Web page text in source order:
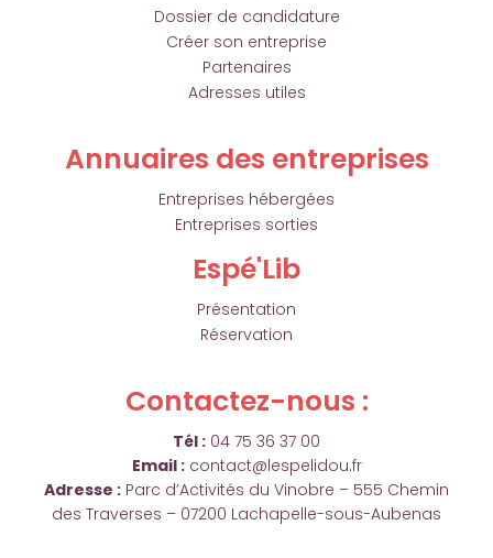
Dossier de candidature
Créer son entreprise
Partenaires
Adresses utiles
Annuaires des entreprises
Entreprises hébergées
Entreprises sorties
Espé'Lib
Présentation
Réservation
Contactez-nous :
Tél : 04 75 36 37 00
Email : contact@lespelidou.fr
Adresse : Parc d’Activités du Vinobre – 555 Chemin
des Traverses – 07200 Lachapelle-sous-Aubenas